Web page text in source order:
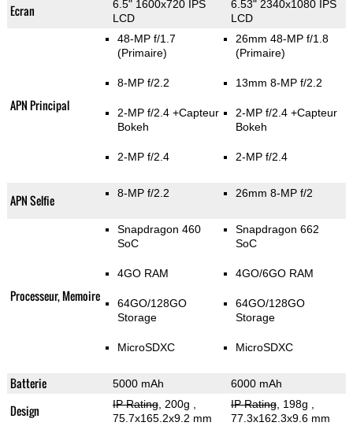
Ecran
6.5" 1600x720 IPS
LCD
6.53" 2340x1080 IPS
LCD
APN Principal
48-MP f/1.7
(Primaire)
8-MP f/2.2
2-MP f/2.4 +Capteur
Bokeh
2-MP f/2.4
26mm 48-MP f/1.8
(Primaire)
13mm 8-MP f/2.2
2-MP f/2.4 +Capteur
Bokeh
2-MP f/2.4
APN Selfie 8-MP f/2.2 26mm 8-MP f/2
Processeur, Memoire
Snapdragon 460
SoC
4GO RAM
64GO/128GO
Storage
MicroSDXC
Snapdragon 662
SoC
4GO/6GO RAM
64GO/128GO
Storage
MicroSDXC
Batterie 5000 mAh 6000 mAh
Design IP Rating, 200g
75.7x165.2x9.2 mm
IP Rating, 198g
77.3x162.3x9.6 mm